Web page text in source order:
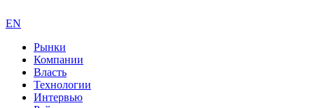
EN
Рынки
Компании
Власть
Технологии
Интервью